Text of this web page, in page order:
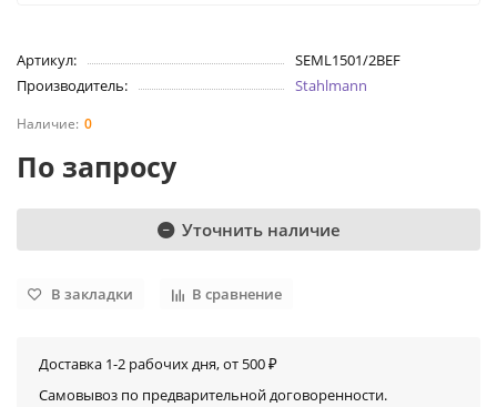
Артикул:
SEML1501/2BEF
Производитель:
Stahlmann
0
По запросу
Уточнить наличие
В закладки В сравнение
Доставка 1-2 рабочих дня, от 500 ₽
Самовывоз по предварительной договоренности.